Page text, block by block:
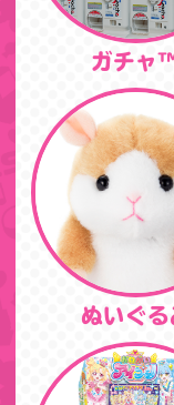
ガチャ
ぬいぐる